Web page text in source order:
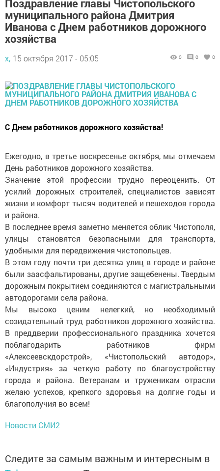
Поздравление главы Чистопольского
муниципального района Дмитрия
Иванова с Днем работников дорожного
хозяйства
х, 15 октября 2017 - 05:05 0 0 0
С Днем работников дорожного хозяйства!
Ежегодно, в третье воскресенье октября, мы отмечаем
День работников дорожного хозяйства.
Значение этой профессии трудно переоценить. От
усилий дорожных строителей, специалистов зависят
жизни и комфорт тысяч водителей и пешеходов города
и района.
В последнее время заметно меняется облик Чистополя,
улицы становятся безопасными для транспорта,
удобными для передвижения чис­топольцев.
В этом году почти три десятка улиц в городе и районе
были заасфальтированы, другие защебенены. Твердым
дорожным покрытием соединяются с магистральными
автодорогами села района.
Мы высоко ценим нелегкий, но необходимый
созидательный труд работников дорожного хозяйства.
В преддверии профессионального праздника хочется
поблагодарить работников фирм
«Алексеевскдорстрой», «Чистопольский автодор»,
«Индустрия» за четкую работу по благоустройству
города и района. Ветеранам и труженикам отрасли
желаю успехов, крепкого здоровья на долгие годы и
благополучия во всем!
Новости СМИ2
Следите за самым важным и интересным в